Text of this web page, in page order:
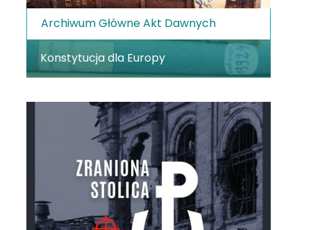
Archiwum Główne Akt Dawnych
Konstytucja dla Europy